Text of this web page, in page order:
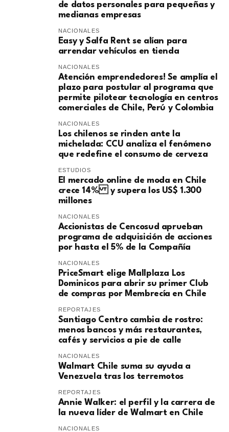
de datos personales para pequeñas y
medianas empresas
NACIONALES
Easy y Salfa Rent se alían para
arrendar vehículos en tienda
NACIONALES
Atención emprendedores! Se amplía el
plazo para postular al programa que
permite pilotear tecnología en centros
comerciales de Chile, Perú y Colombia
NACIONALES
Los chilenos se rinden ante la
michelada: CCU analiza el fenómeno
que redefine el consumo de cerveza
ESTUDIOS
El mercado online de moda en Chile
crece 14% y supera los US$ 1.300
millones
NACIONALES
Accionistas de Cencosud aprueban
programa de adquisición de acciones
por hasta el 5% de la Compañía
NACIONALES
PriceSmart elige Mallplaza Los
Dominicos para abrir su primer Club
de compras por Membrecía en Chile
REPORTAJES
Santiago Centro cambia de rostro:
menos bancos y más restaurantes,
cafés y servicios a pie de calle
NACIONALES
Walmart Chile suma su ayuda a
Venezuela tras los terremotos
REPORTAJES
Annie Walker: el perfil y la carrera de
la nueva líder de Walmart en Chile
NACIONALES